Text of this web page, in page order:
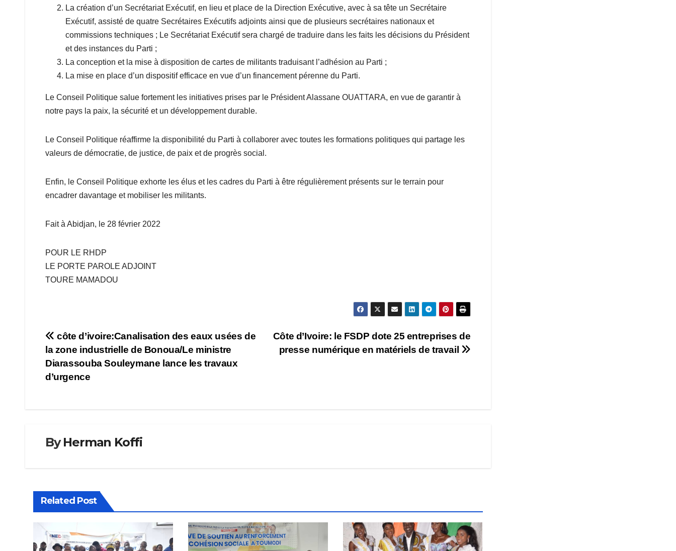
La création d’un Secrétariat Exécutif, en lieu et place de la Direction Exécutive, avec à sa tête un Secrétaire
Exécutif, assisté de quatre Secrétaires Exécutifs adjoints ainsi que de plusieurs secrétaires nationaux et
commissions techniques ; Le Secrétariat Exécutif sera chargé de traduire dans les faits les décisions du Président
et des instances du Parti ;
La conception et la mise à disposition de cartes de militants traduisant l’adhésion au Parti ;
La mise en place d’un dispositif efficace en vue d’un financement pérenne du Parti.
Le Conseil Politique salue fortement les initiatives prises par le Président Alassane OUATTARA, en vue de garantir à
notre pays la paix, la sécurité et un développement durable.
Le Conseil Politique réaffirme la disponibilité du Parti à collaborer avec toutes les formations politiques qui partage les
valeurs de démocratie, de justice, de paix et de progrès social.
Enfin, le Conseil Politique exhorte les élus et les cadres du Parti à être régulièrement présents sur le terrain pour
encadrer davantage et mobiliser les militants.
Fait à Abidjan, le 28 février 2022
POUR LE RHDP
LE PORTE PAROLE ADJOINT
TOURE MAMADOU
Navigation
de
l’article
Côte d’Ivoire: le FSDP dote 25 entreprises de
presse numérique en matériels de travail
côte d’ivoire:Canalisation des eaux usées de
la zone industrielle de Bonoua/Le ministre
Diarassouba Souleymane lance les travaux
d’urgence
ByHerman Koffi
Related Post